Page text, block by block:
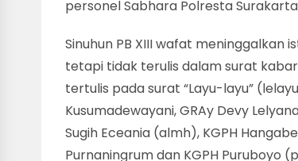
personel Sabhara Polresta
Sinuhun PB XIII wafat meninggalkan
tetapi tidak terulis dalam surat
tertulis pada surat “Layu-layu”
Kusumadewayani, GRAy Devy
Sugih Eceania (almh), KGPH
Purnaningrum dan KGPH Puruboyo